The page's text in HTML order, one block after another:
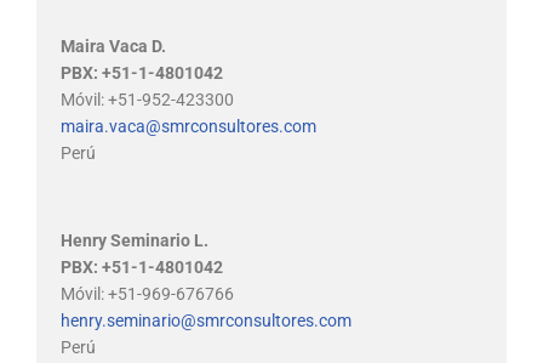
Maira Vaca D.
PBX: +51-1-4801042
Móvil: +51-952-423300
maira.vaca@smrconsultores.com
Perú
Henry Seminario L.
PBX: +51-1-4801042
Móvil: +51-969-676766
henry.seminario@smrconsultores.com
Perú